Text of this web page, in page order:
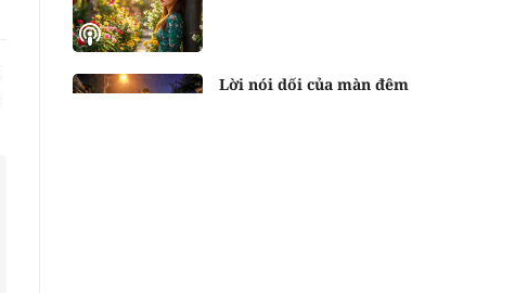
Lời nói dối của màn đêm